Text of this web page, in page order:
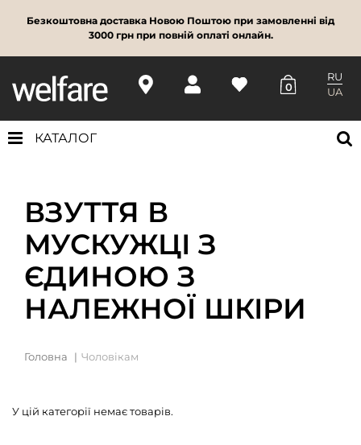
Безкоштовна доставка Новою Поштою при замовленні від
3000 грн при повній оплаті онлайн.
0
RU
UA
КАТАЛОГ
ВЗУТТЯ В
МУСКУЖЦІ З
ЄДИНОЮ З
НАЛЕЖНОЇ ШКІРИ
Головна Чоловікам
У цій категорії немає товарів.